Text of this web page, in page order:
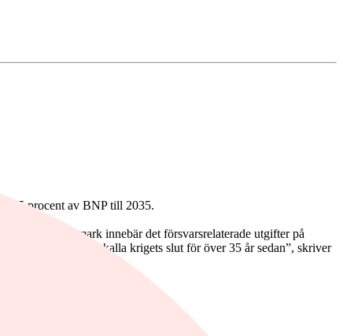
5 procent av BNP till 2035.
talet. För Danmark innebär det försvarsrelaterade utgifter på
på försvar efter kalla krigets slut för över 35 år sedan”, skriver